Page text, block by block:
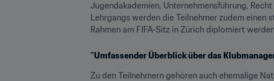
Jugendakademien, Unternehmensführung,
Lehrgangs werden die Teilnehmer zudem einen
Rahmen am FIFA-Sitz in Zürich diplomiert
"Umfassender Überblick über das
Zu den Teilnehmern gehören auch ehemalige